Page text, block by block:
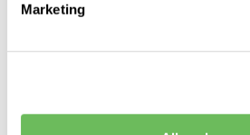
Marketing
Damen Parkas Grün entdecken Sie